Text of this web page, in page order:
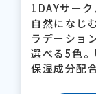
1DAYサーク
自然になじ
ラデーション
選べる5色。
保湿成分配